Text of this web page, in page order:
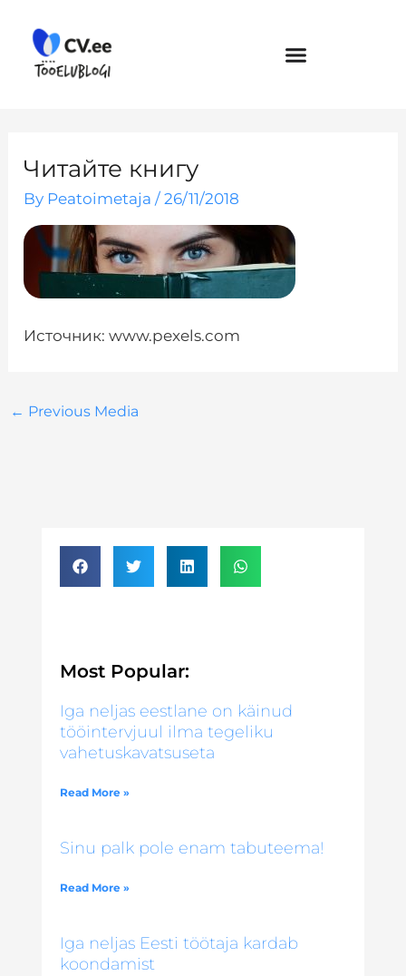
content
Читайте книгу
By Peatoimetaja/26/11/2018
Источник: www.pexels.com
← Previous Media
Most Popular:
Iga neljas eestlane on käinud
tööintervjuul ilma tegeliku
vahetuskavatsuseta
Read More »
Sinu palk pole enam tabuteema!
Read More »
Iga neljas Eesti töötaja kardab
koondamist